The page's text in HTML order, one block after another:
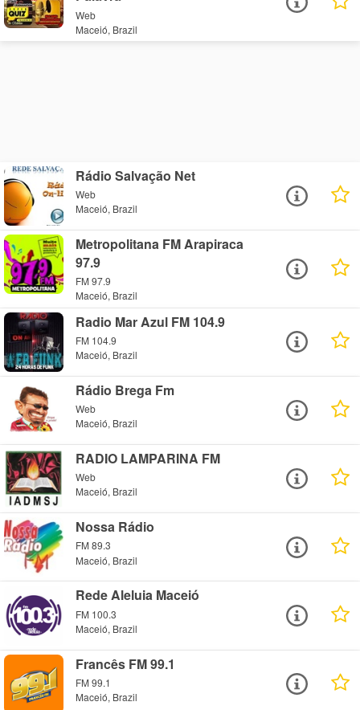
Web
Maceió, Brazil
Rádio Salvação Net
Web
Maceió, Brazil
Metropolitana FM Arapiraca
97.9
FM 97.9
Maceió, Brazil
Radio Mar Azul FM 104.9
FM 104.9
Maceió, Brazil
Rádio Brega Fm
Web
Maceió, Brazil
RADIO LAMPARINA FM
Web
Maceió, Brazil
Nossa Rádio
FM 89.3
Maceió, Brazil
Rede Aleluia Maceió
FM 100.3
Maceió, Brazil
Francês FM 99.1
FM 99.1
Maceió, Brazil